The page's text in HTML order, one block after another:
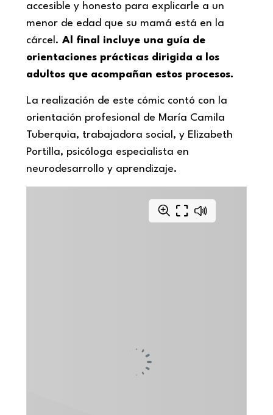
accesible y honesto para explicarle a un
menor de edad que su mamá está en la
cárcel. Al final incluye una guía de
orientaciones prácticas dirigida a los
adultos que acompañan estos procesos.
La realización de este cómic contó con la
orientación profesional de María Camila
Tuberquia, trabajadora social, y Elizabeth
Portilla, psicóloga especialista en
neurodesarrollo y aprendizaje.